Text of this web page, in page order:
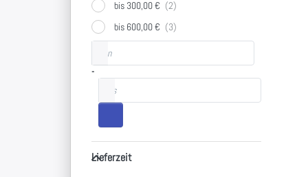
bis 300,00 €
bis 600,00 €
Preisspanne
-
Lieferzeit
Lieferzeit